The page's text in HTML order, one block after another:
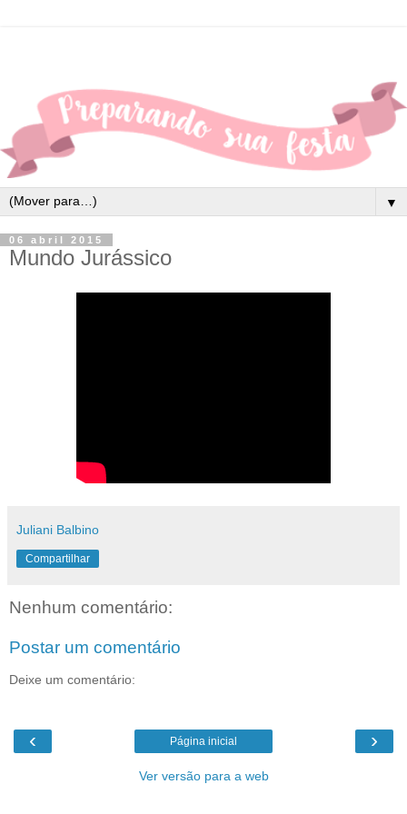
▼
06 abril 2015
Mundo Jurássico
Juliani Balbino
Compartilhar
Nenhum comentário:
Postar um comentário
Deixe um comentário:
‹ ›
Página inicial
Ver versão para a web